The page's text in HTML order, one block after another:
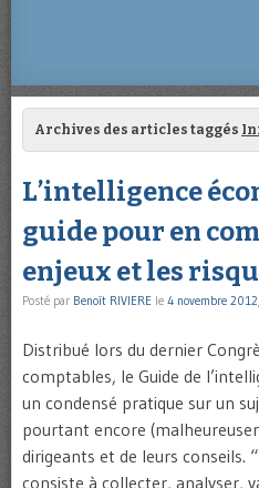
Archives des articles taggés
L’intelligence
guide pour en
enjeux et les
Posté par Benoît RIVIERE le 4 novembre
Distribué lors du dernier
comptables, le Guide de
un condensé pratique sur un
pourtant encore
dirigeants et de leurs conseils.
consiste à collecter, analyser,